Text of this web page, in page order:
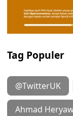
Tag Populer
@TwitterUK
Ahmad